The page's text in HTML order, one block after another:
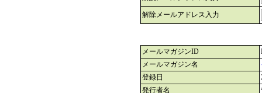
解除メールアドレス入力
メールマガジンID
メールマガジン名
登録日
発行者名